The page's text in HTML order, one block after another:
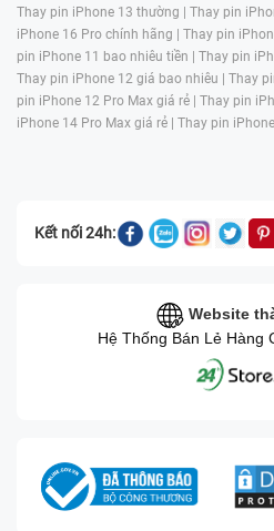
Thay pin iPhone 13 thường | Thay pin
iPhone 16 Pro chính hãng | Thay pin
pin iPhone 11 bao nhiêu tiền | Thay pin
Thay pin iPhone 12 giá bao nhiêu | Thay
pin iPhone 12 Pro Max giá rẻ | Thay pin
iPhone 14 Pro Max giá rẻ | Thay pin
Kết nối 24h:
Website
Hệ Thống Bán Lẻ Hàng